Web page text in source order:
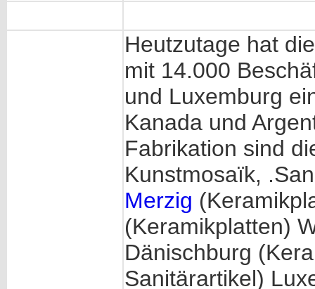
Heutzutage hat
mit 14.000
und Luxemburg
Kanada und
Fabrikation sind
Kunstmosaïk,
Merzig
(Keramikplatten)
Dänischburg
Sanitärartikel)